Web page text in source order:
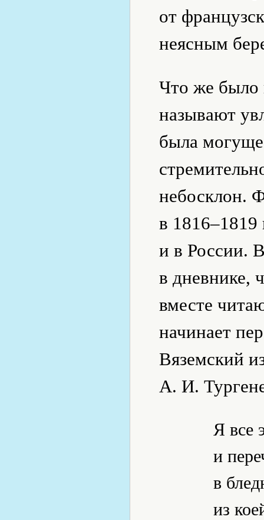
от
неясным
Что же было
называют
была
небосклон.
в 1816–1819
и в России.
в дневнике,
вместе
начинает
Вяземский
А. И.
Я все
и
в
из